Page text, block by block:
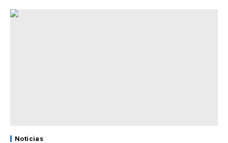
Noticias